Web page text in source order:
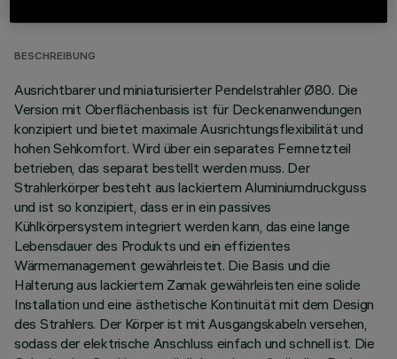
BESCHREIBUNG
Ausrichtbarer und miniaturisierter Pendelstrahler Ø80. Die
Version mit Oberflächenbasis ist für Deckenanwendungen
konzipiert und bietet maximale Ausrichtungsflexibilität und
hohen Sehkomfort. Wird über ein separates Fernnetzteil
betrieben, das separat bestellt werden muss. Der
Strahlerkörper besteht aus lackiertem Aluminiumdruckguss
und ist so konzipiert, dass er in ein passives
Kühlkörpersystem integriert werden kann, das eine lange
Lebensdauer des Produkts und ein effizientes
Wärmemanagement gewährleistet. Die Basis und die
Halterung aus lackiertem Zamak gewährleisten eine solide
Installation und eine ästhetische Kontinuität mit dem Design
des Strahlers. Der Körper ist mit Ausgangskabeln versehen,
sodass der elektrische Anschluss einfach und schnell ist. Die